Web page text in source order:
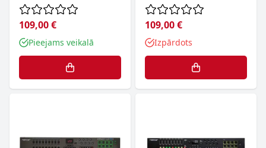
109,00 €
Pieejams veikalā
109,00 €
Izpārdots